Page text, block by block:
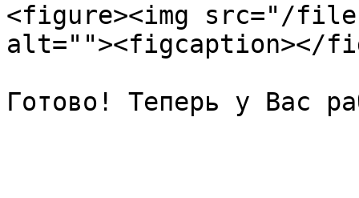
<figure><img src="/files/
alt=""><figcaption></